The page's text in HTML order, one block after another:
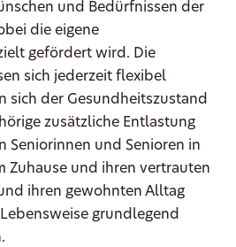
und Bedürfnissen der
die eigene
gefördert wird. Die
sich jederzeit flexibel
sich der Gesundheitszustand
zusätzliche Entlastung
Seniorinnen und Senioren in
Zuhause und ihren vertrauten
ihren gewohnten Alltag
grundlegend